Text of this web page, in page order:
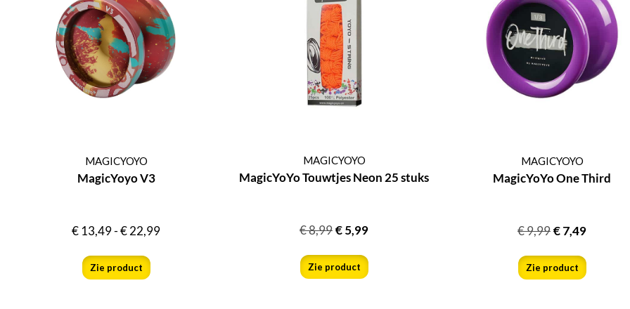
MAGICYOYO
MagicYoyo V3
€13,49-€22,99
Zie product
MAGICYOYO
MagicYoYo Touwtjes Neon 25 stuks
€8,99€5,99
Zie product
MAGICYOYO
MagicYoYo One Third
€9,99€7,49
Zie product